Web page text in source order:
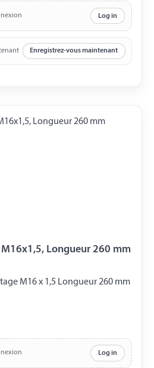
Log in
Enregistrez-vous maintenant
M16x1,5, Longueur 260 mm
M16 x 1,5 Longueur 260 mm
Log in